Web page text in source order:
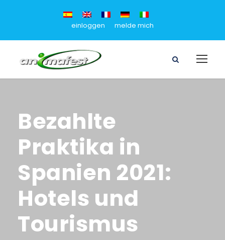
einloggen melde mich
Bezahlte
Praktika in
Spanien 2021:
Hotels und
Tourismus